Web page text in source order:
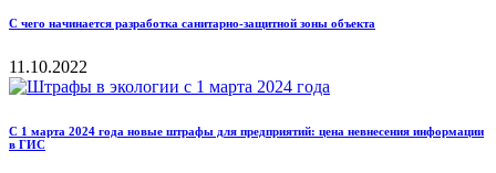
С чего начинается разработка санитарно-защитной зоны объекта
11.10.2022
С 1 марта 2024 года новые штрафы для предприятий: цена невнесения информации
в ГИС